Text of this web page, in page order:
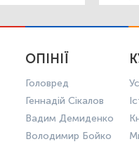
ОПІНІЇ
Головред
Геннадій Сікалов
Вадим Демиденко
Володимир Бойко